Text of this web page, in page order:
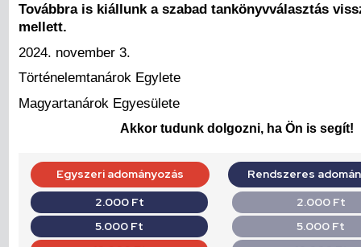
Továbbra is kiállunk a szabad tankönyvválasztás
mellett.
2024. november 3.
Történelemtanárok
Magyartanárok Egyesülete
Akkor tudunk dolgozni, ha Ön is segít!